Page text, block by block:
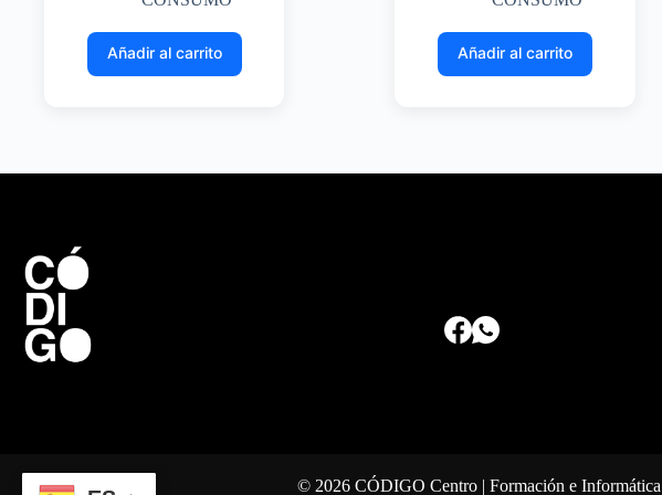
Añadir al carrito Añadir al carrito
© 2026 CÓDIGO Centro | Formación e Informática